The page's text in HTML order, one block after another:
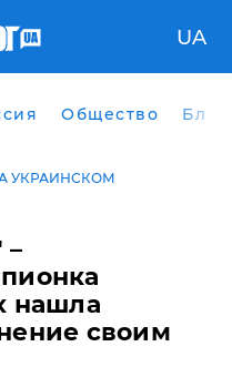
UA
Общество
УКРАИНСКОМ
–
нашла
своим